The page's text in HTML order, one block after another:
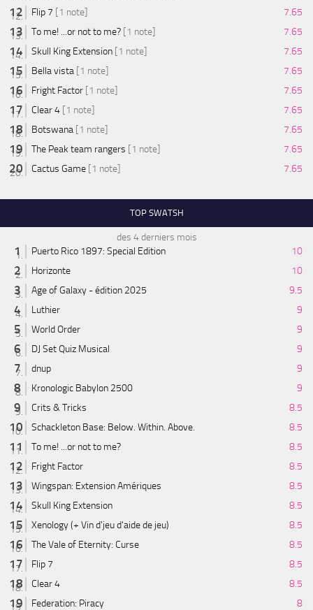
Flip 7 [1 note]
7.65
To me! ...or not to me? [1 note]
7.65
Skull King Extension [1 note]
7.65
Bella vista [1 note]
7.65
Fright Factor [1 note]
7.65
Clear 4 [1 note]
7.65
Botswana [1 note]
7.65
The Peak team rangers [1 note]
7.65
Cactus Game [1 note] 7.65
TOP SWATSH
des 4 derniers mois
Puerto Rico 1897: Special Edition
10
Horizonte
10
Age of Galaxy - édition 2025
9.5
Luthier
9
World Order
9
DJ Set Quiz Musical
9
dnup
9
Kronologic Babylon 2500
9
Crits & Tricks
8.5
Schackleton Base: Below. Within. Above.
8.5
To me! ...or not to me?
8.5
Fright Factor
8.5
Wingspan: Extension Amériques
8.5
Skull King Extension
8.5
Xenology (+ Vin d'jeu d'aide de jeu)
8.5
The Vale of Eternity: Curse
8.5
Flip 7
8.5
Clear 4
8.5
Federation: Piracy
8